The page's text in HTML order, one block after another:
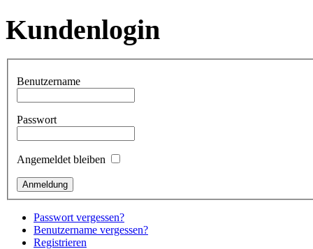
Kundenlogin
Benutzername
Passwort
Angemeldet bleiben
Passwort vergessen?
Benutzername vergessen?
Registrieren